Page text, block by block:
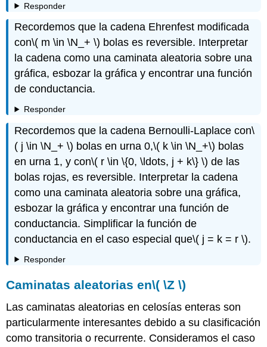
Responder
Recordemos que la cadena Ehrenfest modificada
con\( m \in \N_+ \) bolas es reversible. Interpretar
la cadena como una caminata aleatoria sobre una
gráfica, esbozar la gráfica y encontrar una función
de conductancia.
Responder
Recordemos que la cadena Bernoulli-Laplace con\
( j \in \N_+ \) bolas en urna 0,\( k \in \N_+\) bolas
en urna 1, y con\( r \in \{0, \ldots, j + k\} \) de las
bolas rojas, es reversible. Interpretar la cadena
como una caminata aleatoria sobre una gráfica,
esbozar la gráfica y encontrar una función de
conductancia. Simplificar la función de
conductancia en el caso especial que\( j = k = r \).
Responder
Caminatas aleatorias en\( \Z \)
Las caminatas aleatorias en celosías enteras son
particularmente interesantes debido a su clasificación
como transitoria o recurrente. Consideramos el caso